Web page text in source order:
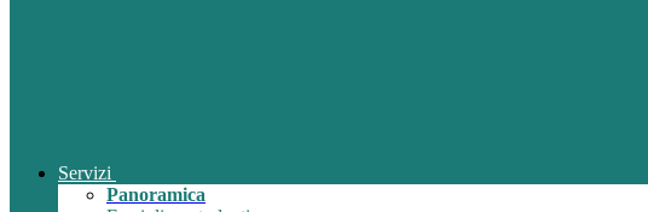
Servizi
Panoramica